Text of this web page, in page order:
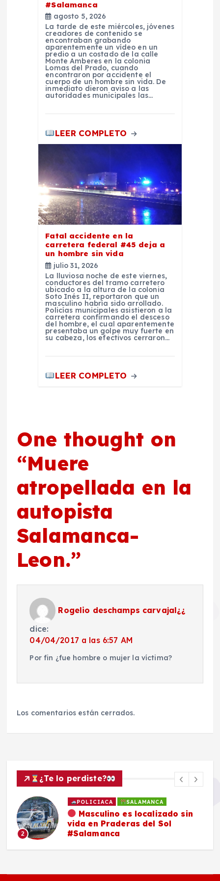
#Salamanca
agosto 5, 2026
La tarde de este miércoles, jóvenes
creadores de contenido se
encontraban grabando
aparentemente un vídeo en un
predio a un costado de la calle
Monte Amberes en la colonia
Lomas del Prado, cuando
encontraron por accidente el
cuerpo de un hombre sin vida. De
inmediato dieron aviso a las
autoridades municipales las…
LEER COMPLETO
Fatal accidente en la
carretera federal #45 deja a
un hombre sin vida
julio 31, 2026
La lluviosa noche de este viernes,
conductores del tramo carretero
ubicado a la altura de la colonia
Soto Inés II, reportaron que un
masculino habría sido arrollado.
Policías municipales asistieron a la
carretera confirmando el desceso
del hombre, el cual aparentemente
presentaba un golpe muy fuerte en
su cabeza, los efectivos cerraron…
LEER COMPLETO
One thought on
“Muere
atropellada en la
autopista
Salamanca-
Leon.”
Rogelio deschamps carvajal¿¿
dice:
04/04/2017 a las 6:57 AM
Por fin ¿fue hombre o mujer la víctima?
Los comentarios están cerrados.
¿Te lo perdiste?
2
POLICIACA SALAMANCA
Masculino es localizado sin
vida en Praderas del Sol
#Salamanca